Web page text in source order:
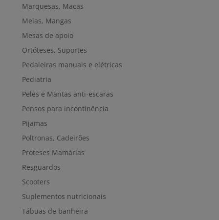
Marquesas, Macas
Meias, Mangas
Mesas de apoio
Ortóteses, Suportes
Pedaleiras manuais e elétricas
Pediatria
Peles e Mantas anti-escaras
Pensos para incontinência
Pijamas
Poltronas, Cadeirões
Próteses Mamárias
Resguardos
Scooters
Suplementos nutricionais
Tábuas de banheira